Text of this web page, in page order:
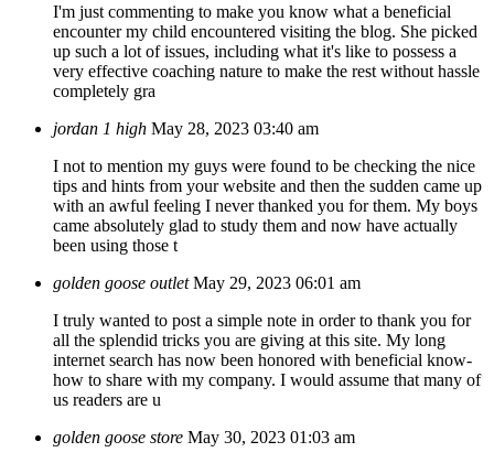
I'm just commenting to make you know what a beneficial
encounter my child encountered visiting the blog. She picked
up such a lot of issues, including what it's like to possess a
very effective coaching nature to make the rest without hassle
completely gra
jordan 1 high May 28, 2023 03:40 am
I not to mention my guys were found to be checking the nice
tips and hints from your website and then the sudden came up
with an awful feeling I never thanked you for them. My boys
came absolutely glad to study them and now have actually
been using those t
golden goose outlet May 29, 2023 06:01 am
I truly wanted to post a simple note in order to thank you for
all the splendid tricks you are giving at this site. My long
internet search has now been honored with beneficial know-
how to share with my company. I would assume that many of
us readers are u
golden goose store May 30, 2023 01:03 am